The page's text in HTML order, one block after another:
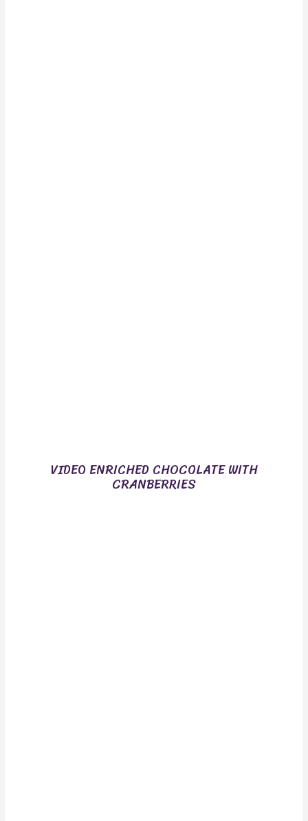
VIDEO ENRICHED CHOCOLATE WITH
CRANBERRIES